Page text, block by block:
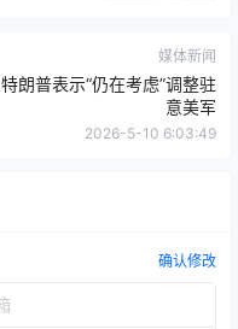
媒体新闻
特朗普表示“仍在考虑”调整驻
意美军
2026-5-10 6:03:49
确认修改